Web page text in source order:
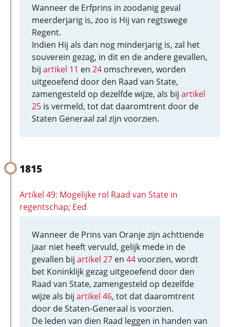
Wanneer de Erfprins in zoodanig geval
meerderjarig is, zoo is Hij van regtswege
Regent.
Indien Hij als dan nog minderjarig is, zal het
souverein gezag, in dit en de andere gevallen,
bij artikel 11 en 24 omschreven, worden
uitgeoefend door den Raad van State,
zamengesteld op dezelfde wijze, als bij artikel
25 is vermeld, tot dat daaromtrent door de
Staten Generaal zal zijn voorzien.
1815
Artikel 49: Mogelijke rol Raad van State in
regentschap; Eed
Wanneer de Prins van Oranje zijn achttiende
jaar niet heeft vervuld, gelijk mede in de
gevallen bij artikel 27 en 44voorzien, wordt
bet Koninklijk gezag uitgeoefend door den
Raad van State, zamengesteld op dezelfde
wijze als bij artikel 46, tot dat daaromtrent
door de Staten-Generaal is voorzien.
De leden van dien Raad leggen in handen van